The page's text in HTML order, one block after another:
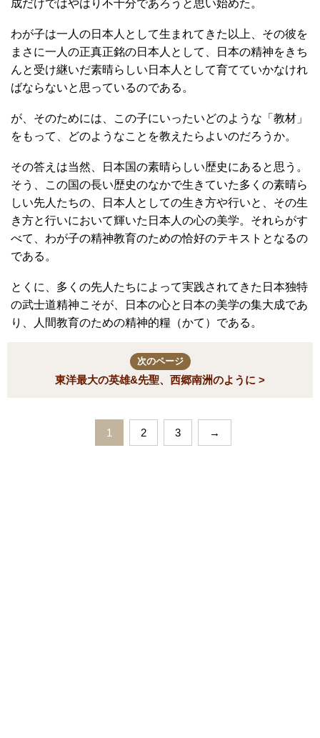
成だけではやはり不十分であろうと思い始めた。
わが子は一人の日本人として生まれてきた以上、その彼を
まさに一人の正真正銘の日本人として、日本の精神をきち
んと受け継いだ素晴らしい日本人として育てていかなけれ
ばならないと思っているのである。
が、そのためには、この子にいったいどのような「教材」
をもって、どのようなことを教えたらよいのだろうか。
その答えは当然、日本国の素晴らしい歴史にあると思う。
そう、この国の長い歴史のなかで生きていた多くの素晴ら
しい先人たちの、日本人としての生き方や行いと、その生
き方と行いにおいて輝いた日本人の心の美学。それらがす
べて、わが子の精神教育のための恰好のテキストとなるの
である。
とくに、多くの先人たちによって実践されてきた日本独特
の武士道精神こそが、日本の心と日本の美学の集大成であ
り、人間教育のための精神的糧（かて）である。
次のページ
東洋最大の英雄&先聖、西郷南洲のように >
1 2 3 →